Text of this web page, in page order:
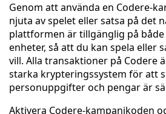
Genom att använda en Codere-
njuta av spelet eller satsa på det
plattformen är tillgänglig på både
enheter, så att du kan spela eller
vill. Alla transaktioner på Codere
starka krypteringssystem för att
personuppgifter och pengar är
Aktivera Codere-kampanjkoden